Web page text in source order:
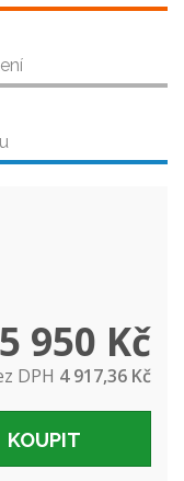
5 950 Kč
DPH 4 917,36 Kč
KOUPIT